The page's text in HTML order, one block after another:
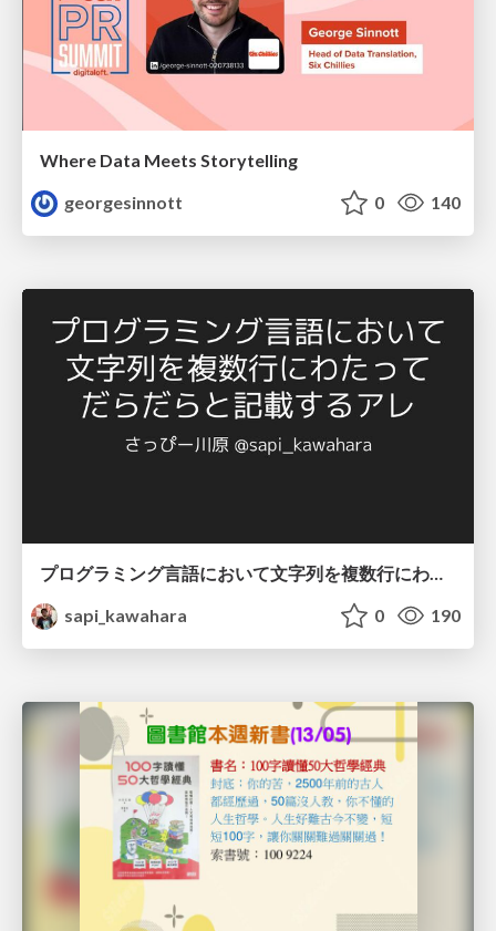
Where Data Meets Storytelling
georgesinnott
0 140
sapi_kawahara
0 190